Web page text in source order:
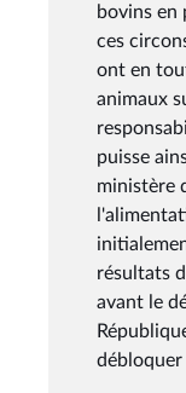
bovins en
ces
ont en
animaux
puisse
ministère
résultats
avant le
débloquer